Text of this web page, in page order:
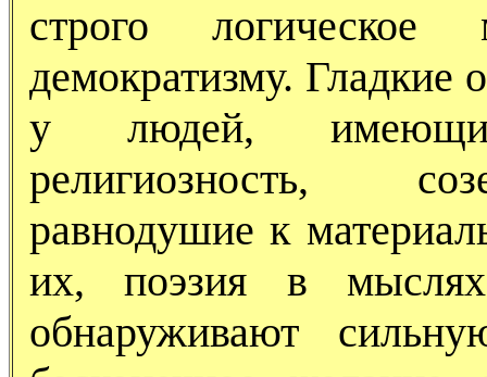
строго
демократизму. Гладкие
у людей,
религиозность,
равнодушие к
их, поэзия в
обнаруживают